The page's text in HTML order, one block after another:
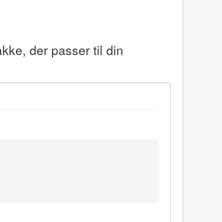
der passer til din